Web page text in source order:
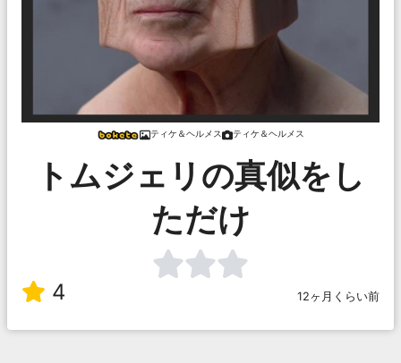
ティケ＆ヘルメス ティケ＆ヘルメス
トムジェリの真似をし
ただけ
4 12ヶ月くらい前